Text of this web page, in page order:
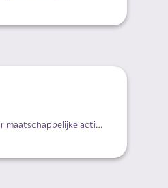
Ruimte vinden voor maatschappelijke activiteiten